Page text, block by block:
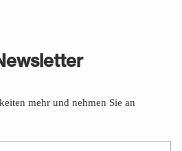
mehr und nehmen Sie an